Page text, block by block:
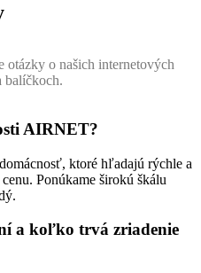
otázky o našich internetových
balíčkoch.
AIRNET?
ktoré hľadajú rýchle a
Ponúkame širokú škálu
a koľko trvá zriadenie